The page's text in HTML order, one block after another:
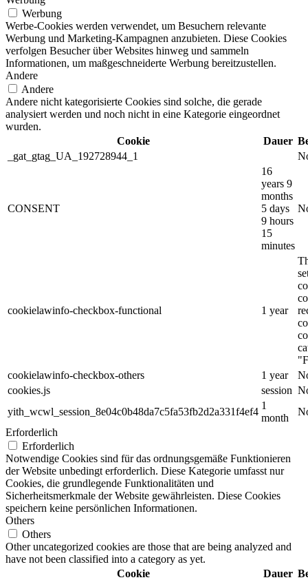
Werbung
Werbe-Cookies werden verwendet, um Besuchern relevante
Werbung und Marketing-Kampagnen anzubieten. Diese Cookies
verfolgen Besucher über Websites hinweg und sammeln
Informationen, um maßgeschneiderte Werbung bereitzustellen.
Andere
Andere
Andere nicht kategorisierte Cookies sind solche, die gerade
analysiert werden und noch nicht in eine Kategorie eingeordnet
wurden.
Cookie
Dauer
_gat_gtag_UA_192728944_1
CONSENT
16
years 9
months
5 days
9 hours
15
minutes
cookielawinfo-checkbox-functional 1 year
cookielawinfo-checkbox-others
1 year
cookies.js
session
yith_wcwl_session_8e04c0b48da7c5fa53fb2d2a331f4ef4
1
month
Erforderlich
Erforderlich
Notwendige Cookies sind für das ordnungsgemäße Funktionieren
der Website unbedingt erforderlich. Diese Kategorie umfasst nur
Cookies, die grundlegende Funktionalitäten und
Sicherheitsmerkmale der Website gewährleisten. Diese Cookies
speichern keine persönlichen Informationen.
Others
Others
Other uncategorized cookies are those that are being analyzed and
have not been classified into a category as yet.
Cookie
Dauer